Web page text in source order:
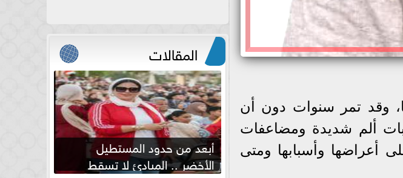
وقد تمر سنوات دون أن
ألم شديدة ومضاعفات
أعراضها وأسبابها ومتى
المقالات
أبعد من حدود المستطيل
الأخضر .. المبادئ لا تسقط